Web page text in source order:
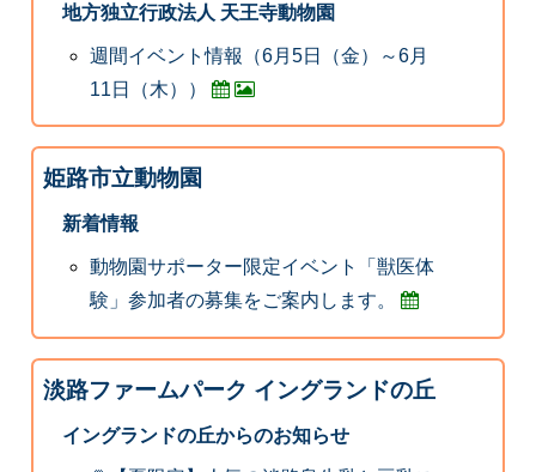
地方独立行政法人 天王寺動物園
週間イベント情報（6月5日（金）～6月
11日（木））
姫路市立動物園
新着情報
動物園サポーター限定イベント「獣医体
験」参加者の募集をご案内します。
淡路ファームパーク イングランドの丘
イングランドの丘からのお知らせ